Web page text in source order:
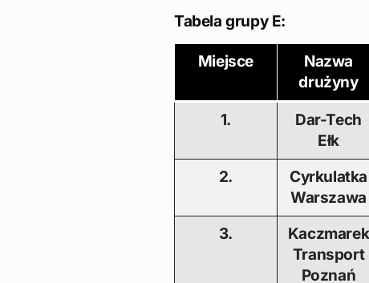
Tabela grupy E:
Miejsce
Nazwa
drużyny
1.
Dar-Tech
Ełk
2.
Cyrkulatka
Warszawa
3.
Kaczmarek
Transport
Poznań